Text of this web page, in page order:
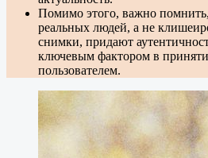
Помимо этого, важно
реальных людей, а не
снимки, придают
ключевым фактором в
пользователем.